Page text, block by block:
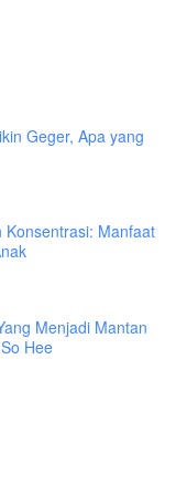
Geger, Apa yang
Konsentrasi: Manfaat
Menjadi Mantan
Hee